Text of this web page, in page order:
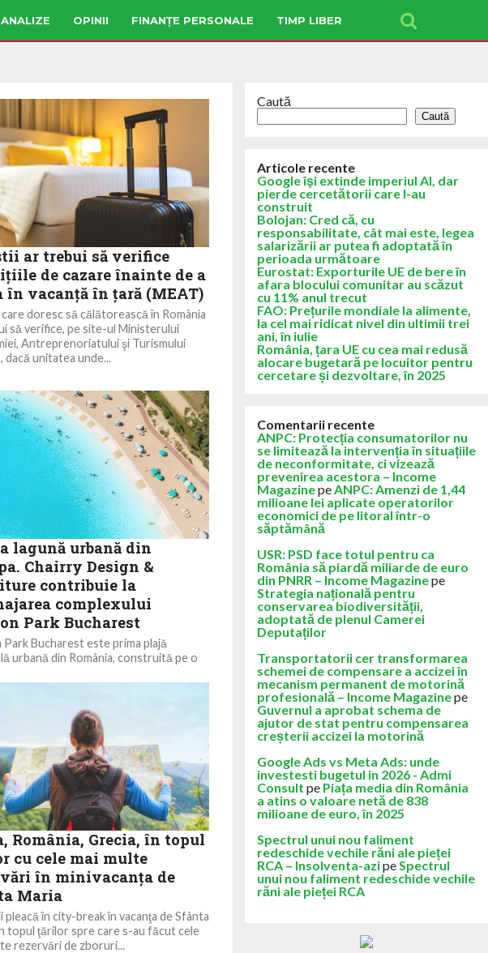
ANALIZE OPINII FINANȚE PERSONALE TIMP LIBER
ar trebui să verifice
de cazare înainte de a
în vacanţă în ţară (MEAT)
doresc să călătorească în România
să verifice, pe site-ul Ministerului
Antreprenoriatului şi Turismului
dacă unitatea unde...
lagună urbană din
Chairry Design &
contribuie la
complexului
Park Bucharest
Park Bucharest este prima plajă
urbană din România, construită pe o
România, Grecia, în topul
cu cele mai multe
în minivacanţa de
Maria
pleacă în city-break în vacanţa de Sfânta
topul ţărilor spre care s-au făcut cele
rezervări de zboruri...
Caută
Caută
Articole recente
Google îşi extinde imperiul AI, dar
pierde cercetătorii care l-au
construit
Bolojan: Cred că, cu
responsabilitate, cât mai este, legea
salarizării ar putea fi adoptată în
perioada următoare
Eurostat: Exporturile UE de bere în
afara blocului comunitar au scăzut
cu 11% anul trecut
FAO: Prețurile mondiale la alimente,
la cel mai ridicat nivel din ultimii trei
ani, în iulie
România, țara UE cu cea mai redusă
alocare bugetară pe locuitor pentru
cercetare și dezvoltare, în 2025
Comentarii recente
ANPC: Protecția consumatorilor nu
se limitează la intervenția în situațiile
de neconformitate, ci vizează
prevenirea acestora – Income
MagazinepeANPC: Amenzi de 1,44
milioane lei aplicate operatorilor
economici de pe litoral într-o
săptămână
USR: PSD face totul pentru ca
România să piardă miliarde de euro
din PNRR – Income Magazinepe
Strategia națională pentru
conservarea biodiversității,
adoptată de plenul Camerei
Deputaților
Transportatorii cer transformarea
schemei de compensare a accizei în
mecanism permanent de motorină
profesională – Income Magazinepe
Guvernul a aprobat schema de
ajutor de stat pentru compensarea
creșterii accizei la motorină
Google Ads vs Meta Ads: unde
investesti bugetul in 2026 - Admi
Consult pe Piața media din România
a atins o valoare netă de 838
milioane de euro, în 2025
Spectrul unui nou faliment
redeschide vechile răni ale pieței
RCA – Insolventa-azipeSpectrul
unui nou faliment redeschide vechile
răni ale pieței RCA